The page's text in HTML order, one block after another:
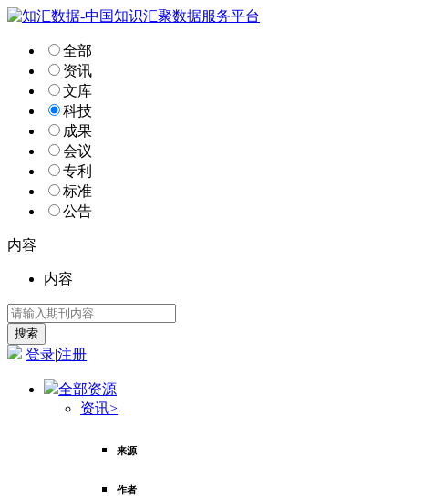
全部
资讯
文库
科技
成果
会议
专利
标准
公告
内容
内容
登录|注册
全部资源
资讯>
来源
作者